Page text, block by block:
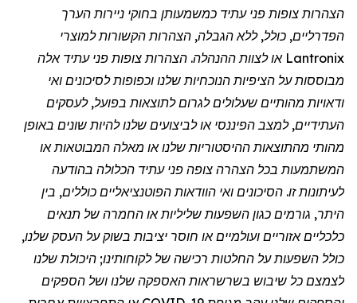
הצהרות צופות פני עתיד כמשמעותן בחוקי ניירות הערך
הפדרליים, כולל, ללא הגבלה, הצהרות הקשורות למוצרי
Lantronix או לצוות ההנהלה. הצהרות צופות פני עתיד אלה
מבוססות על הציפיות הנוכחיות שלנו וכפופות לסיכונים ואי
ודאויות מהותיים שעלולים לגרום לתוצאות בפועל, לעסקים
העתידיים, למצב הפיננסי או לביצועים שלנו להיות שונים באופן
מהותי מהתוצאות ההיסטוריות שלנו או מאלה המבוטאות או
המשתמעות בכל הצהרה צופה פני עתיד הכלולה בהודעה
לעיתונות זו. הסיכונים ואי הוודאות הפוטנציאליים כוללים, בין
היתר, גורמים כגון השפעות שליליות או החמרה של תנאים
כלכליים אזוריים ועולמיים או חוסר יציבות בשוק על העסק שלנו,
כולל השפעות על החלטות רכישה של לקוחותינו; היכולת שלנו
לצמצם כל שיבוש בשרשראות האספקה שלנו ושל הספקים